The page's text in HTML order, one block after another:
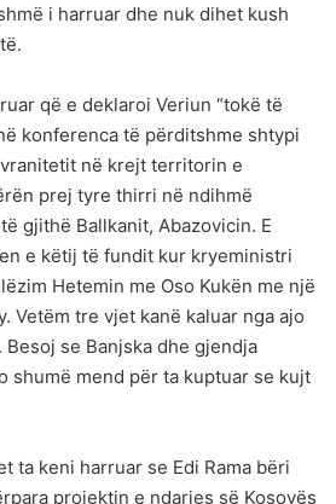
i harruar dhe nuk dihet kush
që e deklaroi Veriun “tokë të
konferenca të përditshme shtypi
në krejt territorin e
prej tyre thirri në ndihmë
gjithë Ballkanit, Abazovicin. E
e këtij të fundit kur kryeministri
Hetemin me Oso Kukën me një
Vetëm tre vjet kanë kaluar nga ajo
se Banjska dhe gjendja
shumë mend për ta kuptuar se kujt
ta keni harruar se Edi Rama bëri
projektin e ndarjes së Kosovës